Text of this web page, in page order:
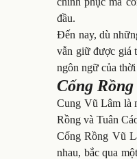
đầu.
Đến nay, dù
vẫn giữ được giá
ngôn ngữ của
Cống
Cung Vũ Lâm là
Rồng và Tuân
Cống Rồng Vũ
nhau, bắc qua